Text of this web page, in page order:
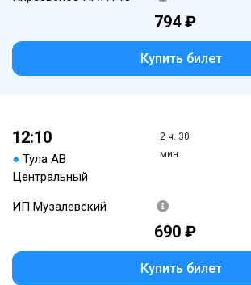
794 ₽
Купить билет
12:10
● Тула АВ
Центральный
2 ч. 30
мин.
ИП Музалевский
690 ₽
Купить билет